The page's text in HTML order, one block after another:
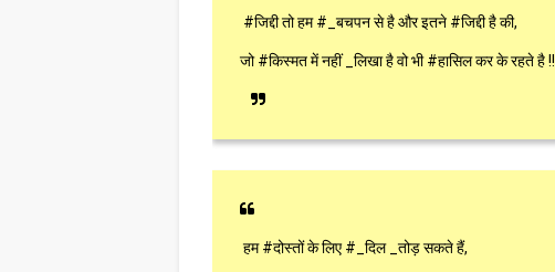
#जिद्दी तो हम #_बचपन से है और इतने #जिद्दी है की,
जो #किस्मत में नहीं _लिखा है वो भी #हासिल कर के रहते है !!
हम #दोस्तों के लिए #_दिल _तोड़ सकते हैं,